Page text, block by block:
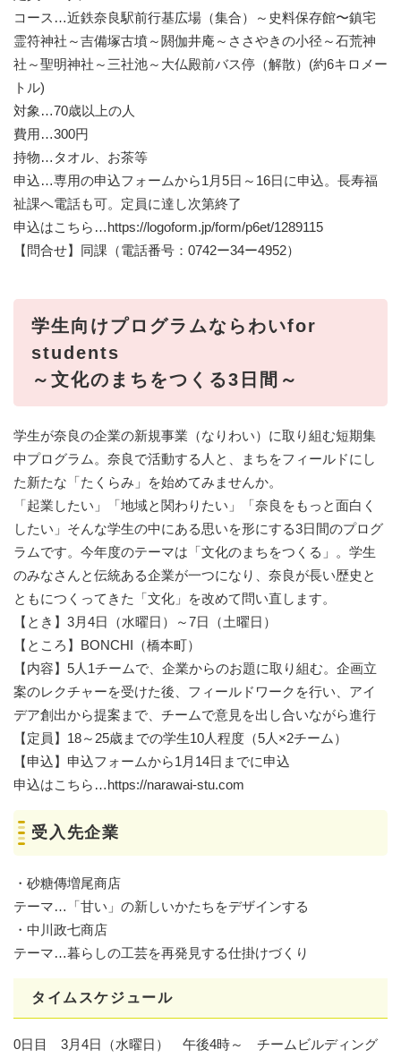
コース…近鉄奈良駅前行基広場（集合）～史料保存館〜鎮宅
霊符神社～吉備塚古墳～閼伽井庵～ささやきの小径～石荒神
社～聖明神社～三社池～大仏殿前バス停（解散）(約6キロメー
トル)
対象…70歳以上の人
費用…300円
持物…タオル、お茶等
申込…専用の申込フォームから1月5日～16日に申込。長寿福
祉課へ電話も可。定員に達し次第終了
申込はこちら…https://logoform.jp/form/p6et/1289115
【問合せ】同課（電話番号：0742ー34ー4952）
学生向けプログラムならわいfor
students
～文化のまちをつくる3日間～
学生が奈良の企業の新規事業（なりわい）に取り組む短期集
中プログラム。奈良で活動する人と、まちをフィールドにし
た新たな「たくらみ」を始めてみませんか。
「起業したい」「地域と関わりたい」「奈良をもっと面白く
したい」そんな学生の中にある思いを形にする3日間のプログ
ラムです。今年度のテーマは「文化のまちをつくる」。学生
のみなさんと伝統ある企業が一つになり、奈良が長い歴史と
ともにつくってきた「文化」を改めて問い直します。
【とき】3月4日（水曜日）～7日（土曜日）
【ところ】BONCHI（橋本町）
【内容】5人1チームで、企業からのお題に取り組む。企画立
案のレクチャーを受けた後、フィールドワークを行い、アイ
デア創出から提案まで、チームで意見を出し合いながら進行
【定員】18～25歳までの学生10人程度（5人×2チーム）
【申込】申込フォームから1月14日までに申込
申込はこちら…https://narawai-stu.com
受入先企業
・砂糖傳増尾商店
テーマ…「甘い」の新しいかたちをデザインする
・中川政七商店
テーマ…暮らしの工芸を再発見する仕掛けづくり
タイムスケジュール
0日目 3月4日（水曜日） 午後4時～ チームビルディング